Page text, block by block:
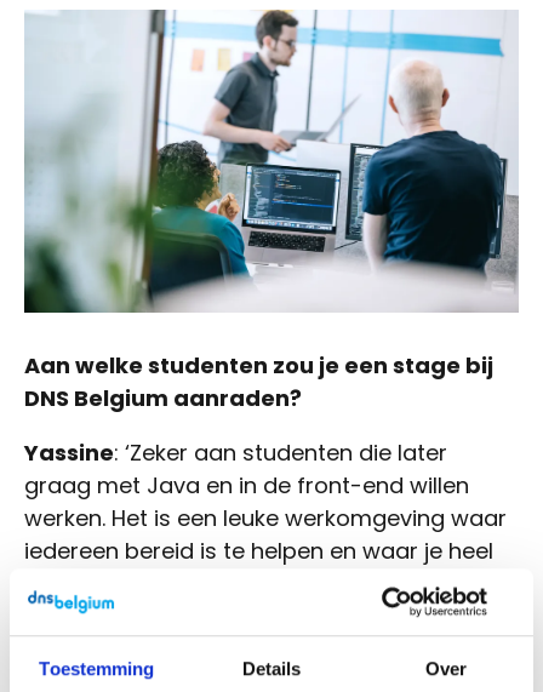
Toestemming Details Over
Aan welke studenten zou je een stage bij
DNS Belgium aanraden?
Yassine: ‘Zeker aan studenten die later
graag met Java en in de front-end willen
werken. Het is een leuke werkomgeving waar
iedereen bereid is te helpen en waar je heel
veel kan bijleren.
Hoe werd Yassine begeleid?